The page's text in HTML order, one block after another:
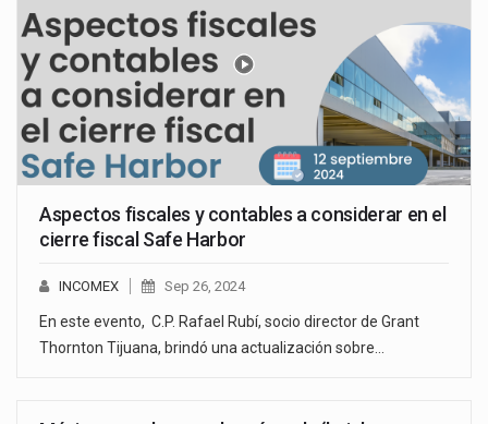
Aspectos fiscales y contables a considerar en el
cierre fiscal Safe Harbor
INCOMEX Sep 26, 2024
En este evento, C.P. Rafael Rubí, socio director de Grant
Thornton Tijuana, brindó una actualización sobre…